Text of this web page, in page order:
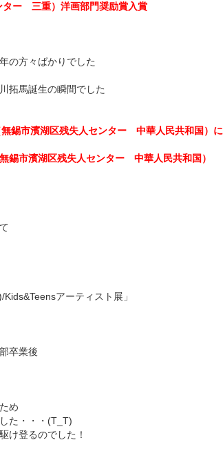
ター 三重）洋画部門奨励賞入賞
の方々ばかりでした
拓馬誕生の瞬間でした
錫市濱湖区残失人センター 中華人民共和国）
錫市濱湖区残失人センター 中華人民共和国）
アーティスト展」
卒業後
め
た・・・(T_T)
け登るのでした！